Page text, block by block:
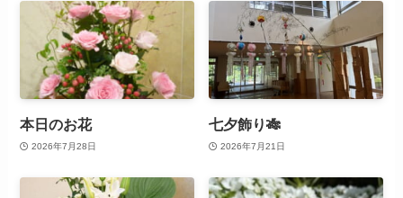
本日のお花
2026年7月28日
七夕飾り🎋
2026年7月21日